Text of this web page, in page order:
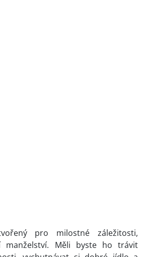
pro milostné záležitosti,
manželství. Měli byste ho trávit